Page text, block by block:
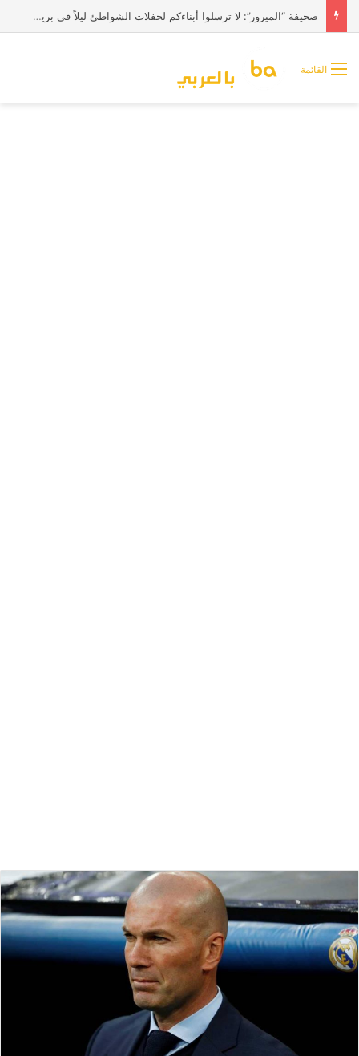
صحيفة “الميرور”: لا ترسلوا أبناءكم لحفلات الشواطئ ليلاً في بريطانيا
القائمة